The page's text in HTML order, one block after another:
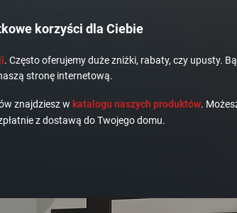
korzyści dla Ciebie
. Często oferujemy duże zniżki, rabaty, czy upusty.
stronę internetową.
znajdziesz w katalogu naszych produktów.
z dostawą do Twojego domu.